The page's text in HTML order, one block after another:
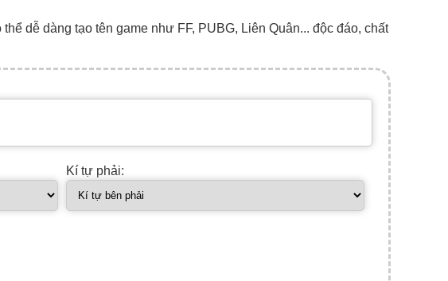
dễ dàng tạo tên game như FF, PUBG, Liên Quân... độc đáo, chất
Kí tự phải: